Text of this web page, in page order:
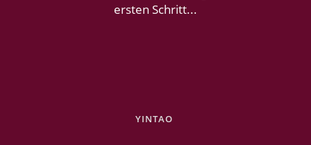
ersten Schritt...
YINTAO